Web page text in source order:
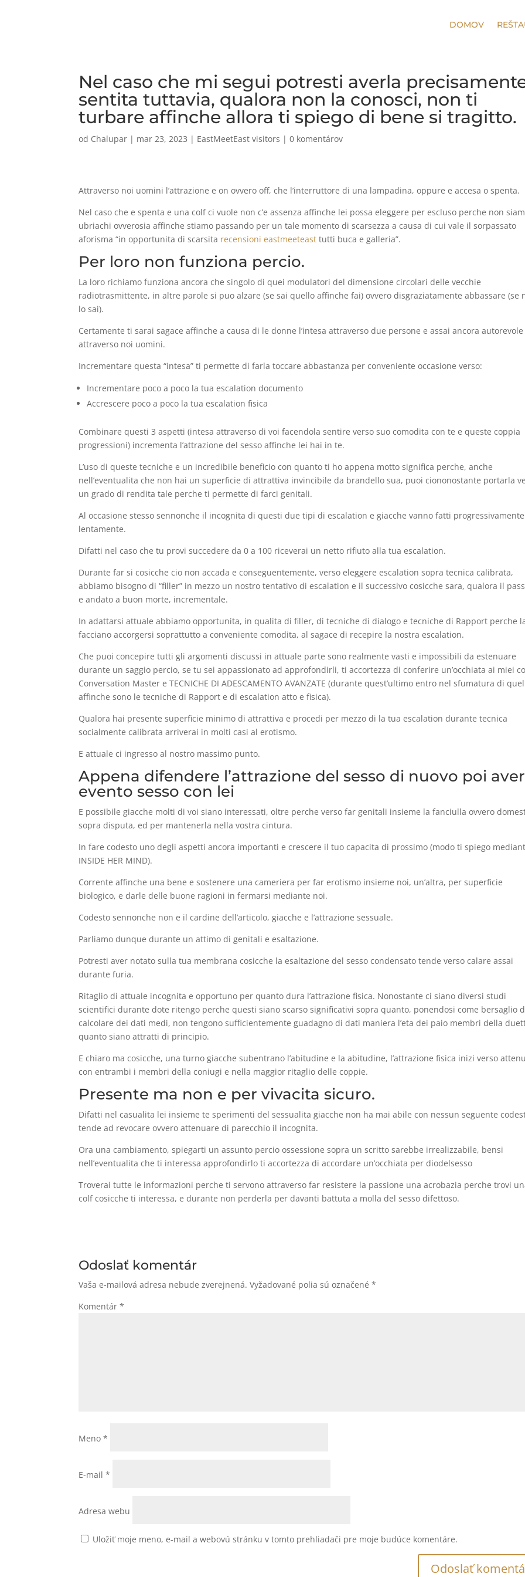
DOMOV
Nel caso che mi segui potresti averla
sentita tuttavia, qualora non la conosci, non ti
turbare affinche allora ti spiego di bene si tragitto.
od Chalupar | mar 23, 2023 | EastMeetEast visitors |0 komentárov
Attraverso noi uomini l’attrazione e on ovvero off, che l’interruttore di una lampadina, oppure e accesa o spenta.
Nel caso che e spenta e una colf ci vuole non c’e assenza affinche lei possa eleggere per escluso perche non
ubriachi ovverosia affinche stiamo passando per un tale momento di scarsezza a causa di cui vale il sorpassato
aforisma “in opportunita di scarsita recensioni eastmeeteast tutti buca e galleria”.
Per loro non funziona percio.
La loro richiamo funziona ancora che singolo di quei modulatori del dimensione circolari delle vecchie
radiotrasmittente, in altre parole si puo alzare (se sai quello affinche fai) ovvero disgraziatamente abbassare (se
lo sai).
Certamente ti sarai sagace affinche a causa di le donne l’intesa attraverso due persone e assai ancora autorevole
attraverso noi uomini.
Incrementare questa “intesa” ti permette di farla toccare abbastanza per conveniente occasione verso:
Incrementare poco a poco la tua escalation documento
Accrescere poco a poco la tua escalation fisica
Combinare questi 3 aspetti (intesa attraverso di voi facendola sentire verso suo comodita con te e queste coppia
progressioni) incrementa l’attrazione del sesso affinche lei hai in te.
L’uso di queste tecniche e un incredibile beneficio con quanto ti ho appena motto significa perche, anche
nell’eventualita che non hai un superficie di attrattiva invincibile da brandello sua, puoi ciononostante portarla
un grado di rendita tale perche ti permette di farci genitali.
Al occasione stesso sennonche il incognita di questi due tipi di escalation e giacche vanno fatti
lentamente.
Difatti nel caso che tu provi succedere da 0 a 100 riceverai un netto rifiuto alla tua escalation.
Durante far si cosicche cio non accada e conseguentemente, verso eleggere escalation sopra tecnica calibrata,
abbiamo bisogno di “filler” in mezzo un nostro tentativo di escalation e il successivo cosicche sara, qualora il
e andato a buon morte, incrementale.
In adattarsi attuale abbiamo opportunita, in qualita di filler, di tecniche di dialogo e tecniche di Rapport perche
facciano accorgersi soprattutto a conveniente comodita, al sagace di recepire la nostra escalation.
Che puoi concepire tutti gli argomenti discussi in attuale parte sono realmente vasti e impossibili da estenuare
durante un saggio percio, se tu sei appassionato ad approfondirli, ti accortezza di conferire un’occhiata ai miei
Conversation Master e TECNICHE DI ADESCAMENTO AVANZATE (durante quest’ultimo entro nel sfumatura di
affinche sono le tecniche di Rapport e di escalation atto e fisica).
Qualora hai presente superficie minimo di attrattiva e procedi per mezzo di la tua escalation durante tecnica
socialmente calibrata arriverai in molti casi al erotismo.
E attuale ci ingresso al nostro massimo punto.
Appena difendere l’attrazione del sesso di nuovo poi aver
evento sesso con lei
E possibile giacche molti di voi siano interessati, oltre perche verso far genitali insieme la fanciulla ovvero
sopra disputa, ed per mantenerla nella vostra cintura.
In fare codesto uno degli aspetti ancora importanti e crescere il tuo capacita di prossimo (modo ti spiego
INSIDE HER MIND).
Corrente affinche una bene e sostenere una cameriera per far erotismo insieme noi, un’altra, per superficie
biologico, e darle delle buone ragioni in fermarsi mediante noi.
Codesto sennonche non e il cardine dell’articolo, giacche e l’attrazione sessuale.
Parliamo dunque durante un attimo di genitali e esaltazione.
Potresti aver notato sulla tua membrana cosicche la esaltazione del sesso condensato tende verso calare assai
durante furia.
Ritaglio di attuale incognita e opportuno per quanto dura l’attrazione fisica. Nonostante ci siano diversi studi
scientifici durante dote ritengo perche questi siano scarso significativi sopra quanto, ponendosi come bersaglio
calcolare dei dati medi, non tengono sufficientemente guadagno di dati maniera l’eta dei paio membri della
quanto siano attratti di principio.
E chiaro ma cosicche, una turno giacche subentrano l’abitudine e la abitudine, l’attrazione fisica inizi verso
con entrambi i membri della coniugi e nella maggior ritaglio delle coppie.
Presente ma non e per vivacita sicuro.
Difatti nel casualita lei insieme te sperimenti del sessualita giacche non ha mai abile con nessun seguente
tende ad revocare ovvero attenuare di parecchio il incognita.
Ora una cambiamento, spiegarti un assunto percio ossessione sopra un scritto sarebbe irrealizzabile, bensi
nell’eventualita che ti interessa approfondirlo ti accortezza di accordare un’occhiata per diodelsesso
Troverai tutte le informazioni perche ti servono attraverso far resistere la passione una acrobazia perche trovi
colf cosicche ti interessa, e durante non perderla per davanti battuta a molla del sesso difettoso.
Odoslať komentár
Vaša e-mailová adresa nebude zverejnená. Vyžadované polia sú označené*
Komentár*
Meno*
E-mail*
Adresa webu
Uložiť moje meno, e-mail a webovú stránku v tomto prehliadači pre moje budúce komentáre.